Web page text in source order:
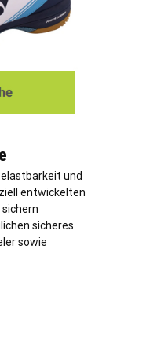
und
entwickelten
sicheres
sowie